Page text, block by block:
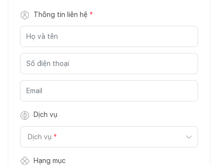
Thông tin liên hệ *
Dịch vụ
Dịch vụ *
Hạng mục